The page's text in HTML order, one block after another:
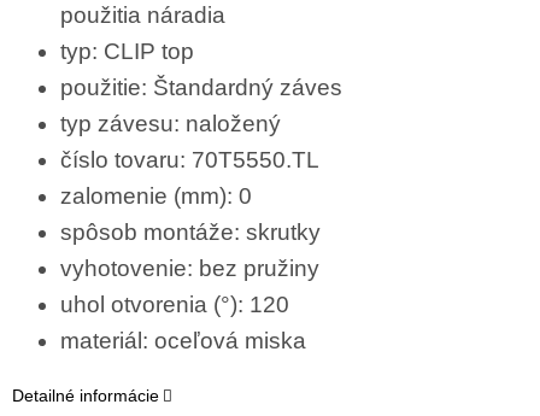
použitia náradia
typ: CLIP top
použitie: Štandardný záves
typ závesu: naložený
číslo tovaru: 70T5550.TL
zalomenie (mm): 0
spôsob montáže: skrutky
vyhotovenie: bez pružiny
uhol otvorenia (°): 120
materiál: oceľová miska
Detailné informácie